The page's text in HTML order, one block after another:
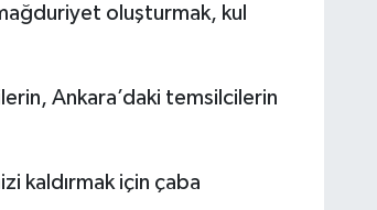
oluşturmak, kul
Ankara’daki temsilcilerin
kaldırmak için çaba